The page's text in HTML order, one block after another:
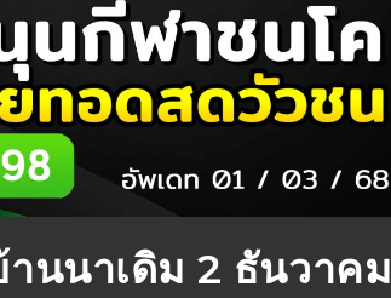
นนาเดิม 2 ธันวาคม